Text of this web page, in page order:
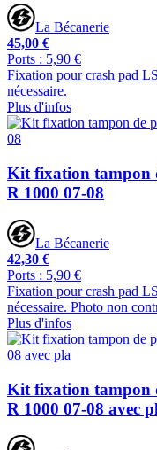
La Bécanerie
45,00 €
Ports : 5,90 €
Fixation pour crash pad
nécessaire.
Plus d'infos
Kit fixation tampon
R 1000 07-08
La Bécanerie
42,30 €
Ports : 5,90 €
Fixation pour crash pad
nécessaire. Photo non
Plus d'infos
Kit fixation tampon
R 1000 07-08 avec